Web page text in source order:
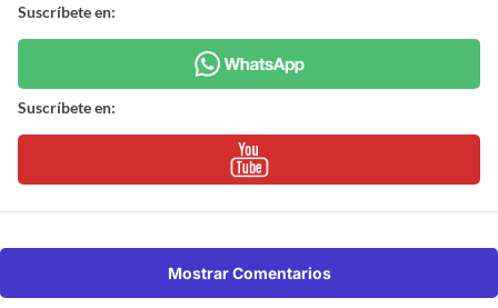
Suscríbete en:
Suscríbete en:
Mostrar Comentarios